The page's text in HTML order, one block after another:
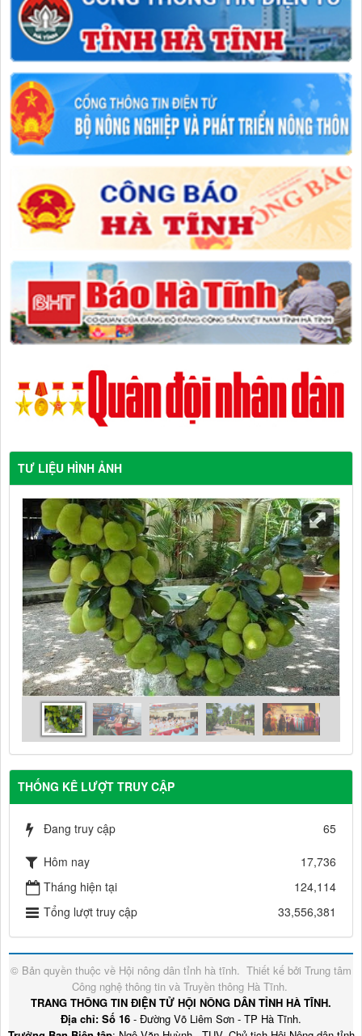
TƯ LIỆU HÌNH ẢNH
THỐNG KÊ LƯỢT TRUY CẬP
Đang truy cập 65
Hôm nay
17,736
Tháng hiện tại
124,114
Tổng lượt truy cập
33,556,381
© Bản quyền thuộc về Hội nông dân tỉnh hà tĩnh. Thiết kế bởi Trung tâm
Công nghệ thông tin và Truyền thông Hà Tĩnh.
TRANG THÔNG TIN ĐIỆN TỬ HỘI NÔNG DÂN TỈNH HÀ TĨNH.
Địa chỉ: Số 16 - Đường Võ Liêm Sơn - TP Hà Tĩnh.